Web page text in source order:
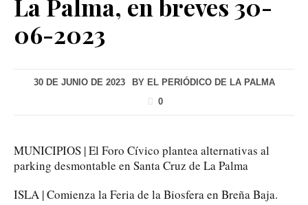
La Palma, en breves 30-
06-2023
30 DE JUNIO DE 2023 BY EL PERIÓDICO DE LA PALMA
0
MUNICIPIOS | El Foro Cívico plantea alternativas al
parking desmontable en Santa Cruz de La Palma
ISLA | Comienza la Feria de la Biosfera en Breña Baja.